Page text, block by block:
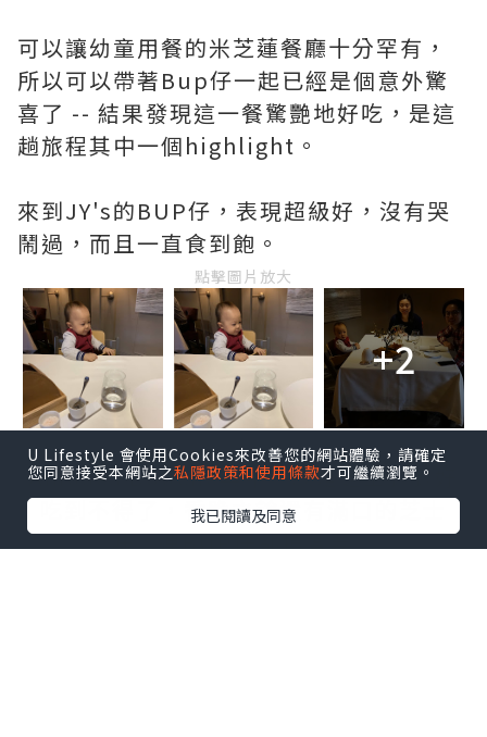
可以讓幼童用餐的米芝蓮餐廳十分罕有，
所以可以帶著Bup仔一起已經是個意外驚
喜了 -- 結果發現這一餐驚艷地好吃，是這
趟旅程其中一個highlight。
來到JY's的BUP仔，表現超級好，沒有哭
鬧過，而且一直食到飽。
點擊圖片放大
+2
Amuses Bouche其中一款是芝士脆脆好
吃到不得了，香脆之餘還有滿口的芝士
味，連BUP仔都搶著要。
U Lifestyle 會使用Cookies來改善您的網站體驗，請確定
您同意接受本網站之私隱政策和使用條款才可繼續瀏覽。
我已閱讀及同意